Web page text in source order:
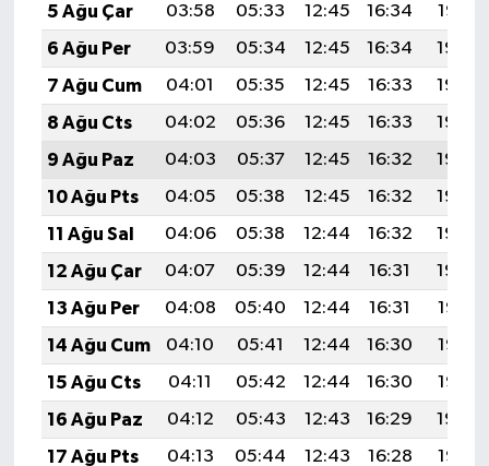
5 Ağu Çar
03:58 05:33 12:45 16:34
19:47
6 Ağu Per
03:59 05:34 12:45 16:34
19:46
7 Ağu Cum
04:01 05:35 12:45 16:33
19:45
8 Ağu Cts
04:02 05:36 12:45 16:33
19:44
9 Ağu Paz
04:03 05:37 12:45 16:32
19:43
10 Ağu Pts
04:05 05:38 12:45 16:32
19:42
11 Ağu Sal
04:06 05:38 12:44 16:32
19:40
12 Ağu Çar
04:07 05:39 12:44 16:31
19:39
13 Ağu Per
04:08 05:40 12:44 16:31
19:38
14 Ağu Cum
04:10 05:41 12:44 16:30
19:37
15 Ağu Cts
04:11 05:42 12:44 16:30
19:35
16 Ağu Paz
04:12 05:43 12:43 16:29
19:34
17 Ağu Pts
04:13 05:44 12:43 16:28
19:33